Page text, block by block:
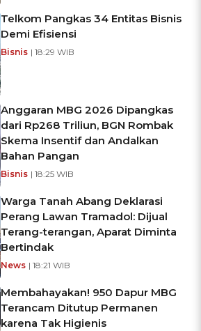
Telkom Pangkas 34 Entitas Bisnis
Demi Efisiensi
Bisnis | 18:29 WIB
Anggaran MBG 2026 Dipangkas
dari Rp268 Triliun, BGN Rombak
Skema Insentif dan Andalkan
Bahan Pangan
Bisnis | 18:25 WIB
Warga Tanah Abang Deklarasi
Perang Lawan Tramadol: Dijual
Terang-terangan, Aparat Diminta
Bertindak
News | 18:21 WIB
Membahayakan! 950 Dapur MBG
Terancam Ditutup Permanen
karena Tak Higienis